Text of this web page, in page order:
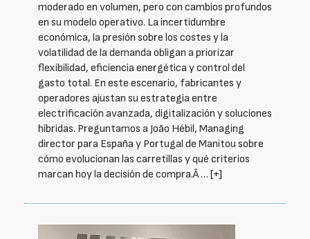
moderado en volumen, pero con cambios profundos
en su modelo operativo. La incertidumbre
económica, la presión sobre los costes y la
volatilidad de la demanda obligan a priorizar
flexibilidad, eficiencia energética y control del
gasto total. En este escenario, fabricantes y
operadores ajustan su estrategia entre
electrificación avanzada, digitalización y soluciones
híbridas. Preguntamos a João Hébil, Managing
director para España y Portugal de Manitou sobre
cómo evolucionan las carretillas y qué criterios
marcan hoy la decisión de compra.Â … [+]